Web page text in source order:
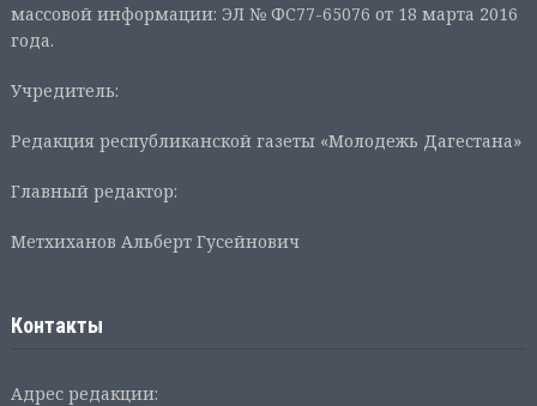
массовой информации: ЭЛ № ФС77-65076 от 18 марта 2016
года.
Учредитель:
Редакция республиканской газеты «Молодежь Дагестана»
Главный редактор:
Метхиханов Альберт Гусейнович
Контакты
Адрес редакции: